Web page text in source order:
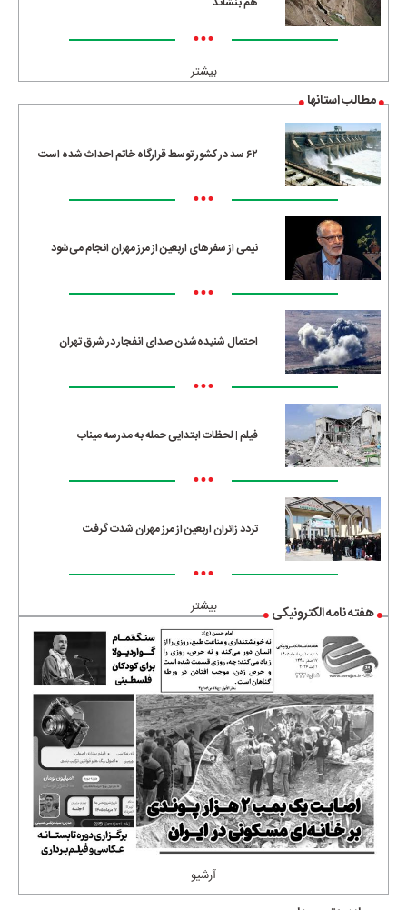
•••
بیشتر
مطالب استانها
۶۲ سد در کشور توسط قرارگاه خاتم احداث شده است
•••
نیمی از سفرهای اربعین از مرز مهران انجام می‌شود
•••
احتمال شنیده‌شدن صدای انفجار در شرق تهران
•••
فیلم | لحظات ابتدایی حمله به مدرسه میناب
•••
تردد زائران اربعین از مرز مهران شدت گرفت
•••
بیشتر هفته نامه الکترونیکی
آرشیو